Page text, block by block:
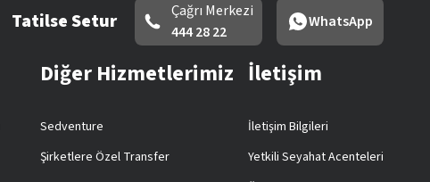
Tatilse Setur
Çağrı Merkezi
444 28 22
WhatsApp
Diğer Hizmetlerimiz
Sedventure
Şirketlere Özel Transfer
İletişim
İletişim Bilgileri
Yetkili Seyahat Acenteleri